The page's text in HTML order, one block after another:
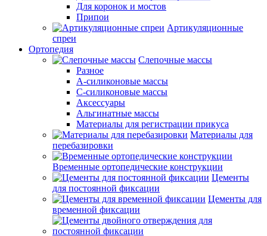
Для коронок и мостов
Припои
Артикуляционные
спреи
Ортопедия
Слепочные массы
Разное
А-силиконовые массы
С-силиконовые массы
Аксессуары
Альгинатные массы
Материалы для регистрации прикуса
Материалы для
перебазировки
Временные ортопедические конструкции
Цементы
для постоянной фиксации
Цементы для
временной фиксации